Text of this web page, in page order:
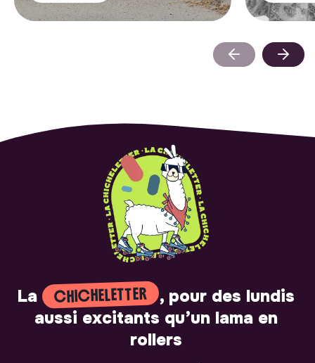
La CHICHELETTER
, pour des lundis
aussi excitants qu’un lama en
rollers